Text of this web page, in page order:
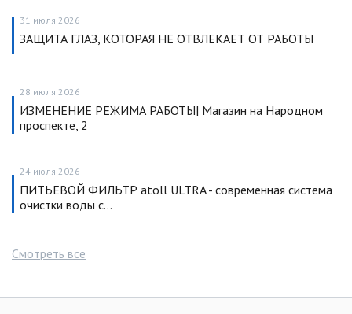
31 июля 2026
ЗАЩИТА ГЛАЗ, КОТОРАЯ НЕ ОТВЛЕКАЕТ ОТ РАБОТЫ
28 июля 2026
ИЗМЕНЕНИЕ РЕЖИМА РАБОТЫ| Магазин на Народном
проспекте, 2
24 июля 2026
ПИТЬЕВОЙ ФИЛЬТР atoll ULTRA - современная система
очистки воды с…
Смотреть все